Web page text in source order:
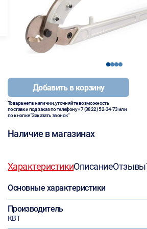
1234
Добавить в корзину
Товара нет в наличии, уточняйте возможность
поставки под заказ по телефону+7 (3822) 52-34-73или
по кнопке "Заказать звонок"
Наличие в магазинах
ХарактеристикиОписаниеОтзывы
Основные характеристики
Производитель
КВТ